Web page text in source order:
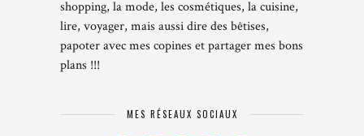
shopping, la mode, les cosmétiques, la cuisine,
lire, voyager, mais aussi dire des bêtises,
papoter avec mes copines et partager mes bons
plans !!!
MES RÉSEAUX SOCIAUX